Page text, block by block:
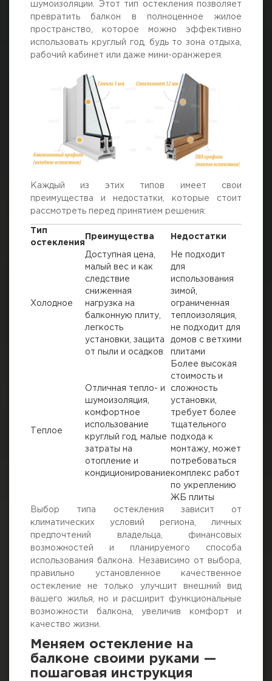
шумоизоляции. Этот тип остекления позволяет
превратить балкон в полноценное жилое
пространство, которое можно эффективно
использовать круглый год, будь то зона отдыха,
рабочий кабинет или даже мини-оранжерея.
Каждый из этих типов имеет свои
преимущества и недостатки, которые стоит
рассмотреть перед принятием решения:
Тип
остекления
Преимущества Недостатки
Холодное
Доступная цена,
малый вес и как
следствие
сниженная
нагрузка на
балконную плиту,
легкость
установки, защита
от пыли и осадков
Не подходит
для
использования
зимой,
ограниченная
теплоизоляция,
не подходит для
домов с ветхими
плитами
Теплое
Отличная тепло- и
шумоизоляция,
комфортное
использование
круглый год, малые
затраты на
отопление и
кондиционирование
Более высокая
стоимость и
сложность
установки,
требует более
тщательного
подхода к
монтажу, может
потребоваться
комплекс работ
по укреплению
ЖБ плиты
Выбор типа остекления зависит от
климатических условий региона, личных
предпочтений владельца, финансовых
возможностей и планируемого способа
использования балкона. Независимо от выбора,
правильно установленное качественное
остекление не только улучшит внешний вид
вашего жилья, но и расширит функциональные
возможности балкона, увеличив комфорт и
качество жизни.
Меняем остекление на
балконе своими руками —
пошаговая инструкция